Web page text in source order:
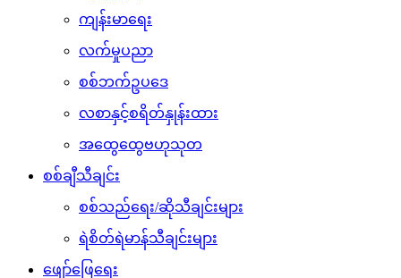
ကျန်းမာရေး
လက်မှုပညာ
စစ်ဘက်ဥပဒေ
လစာနှင့်စရိတ်နှုန်းထား
အထွေထွေဗဟုသုတ
စစ်ချီသီချင်း
စစ်သည်ရေး/ဆိုသီချင်းများ
ရဲစိတ်ရဲမာန်သီချင်းများ
ဖျော်ဖြေရေး